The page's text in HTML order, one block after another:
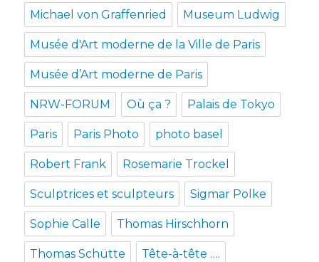
Michael von Graffenried Museum Ludwig
Musée d'Art moderne de la Ville de Paris
Musée d’Art moderne de Paris
NRW-FORUM Où ça ? Palais de Tokyo
Paris Paris Photo photo basel
Robert Frank Rosemarie Trockel
Sculptrices et sculpteurs Sigmar Polke
Sophie Calle Thomas Hirschhorn
Thomas Schütte Tête-à-tête ….